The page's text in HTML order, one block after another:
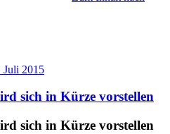
Juli 2015
sich in Kürze vorstellen
sich in Kürze vorstellen